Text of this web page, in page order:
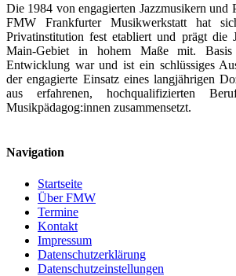
Die 1984 von engagierten Jazzmusikern und
FMW Frankfurter Musikwerkstatt hat
Privatinstitution fest etabliert und prägt die
Main-Gebiet in hohem Maße mit. Basis
Entwicklung war und ist ein schlüssiges
der engagierte Einsatz eines langjährigen
aus erfahrenen, hochqualifizierten
Musikpädagog:innen zusammensetzt.
Navigation
Startseite
Über FMW
Termine
Kontakt
Impressum
Datenschutzerklärung
Datenschutzeinstellungen